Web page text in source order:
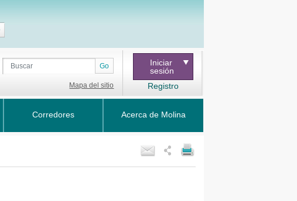
Go
Mapa del sitio
Iniciar
sesión
Registro
Corredores Acerca de Molina